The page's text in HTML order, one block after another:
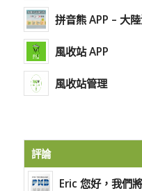
拼音熊 APP – 大
風收站 APP
風收站管理
評論
Eric 您好，我們